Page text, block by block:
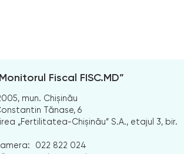
Fiscal FISC.MD”
mun. Chișinău
Tănase, 6
„Fertilitatea-Chișinău” S.A., etajul 3, bir.
022 822 024